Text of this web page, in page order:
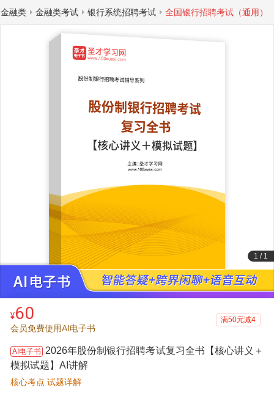
金融类 金融类考试 银行系统招聘考试 全国银行招聘考试（通用）
1 / 1
¥60
会员免费使用AI电子书
满50元减4
AI电子书 2026年股份制银行招聘考试复习全书【核心讲义＋
模拟试题】AI讲解
核心考点 试题详解